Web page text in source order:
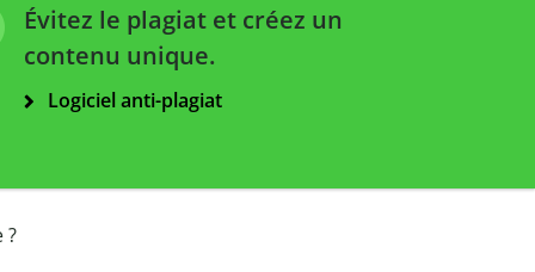
Évitez le plagiat et créez un
contenu unique.
Logiciel anti-plagiat
?